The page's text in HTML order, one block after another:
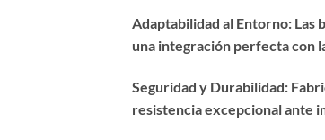
Adaptabilidad al Entorno: Las
una integración perfecta con
Seguridad y Durabilidad:
resistencia excepcional ante